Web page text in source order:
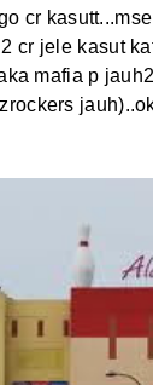
cr
cr jele kasut
mafia p